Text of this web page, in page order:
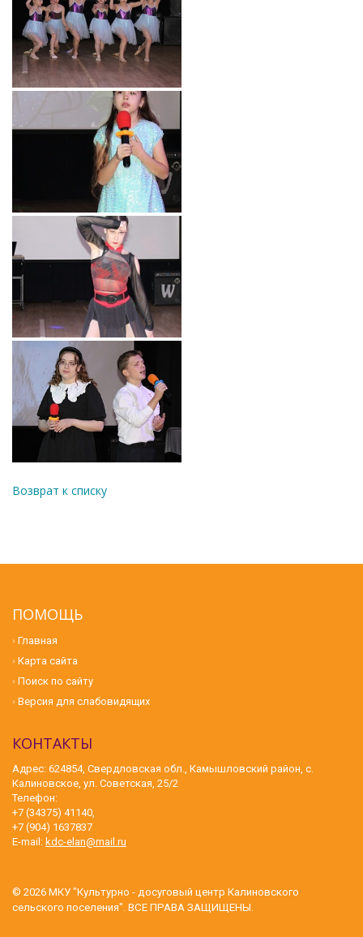
Возврат к списку
ПОМОЩЬ
Главная
Карта сайта
Поиск по сайту
Версия для слабовидящих
КОНТАКТЫ
Адрес: 624854, Свердловская обл., Камышловский район, с.
Калиновское, ул. Советская, 25/2
Телефон:
+7 (34375) 41140,
+7 (904) 1637837
E-mail: kdc-elan@mail.ru
© 2026 МКУ "Культурно - досуговый центр Калиновского
сельского поселения". ВСЕ ПРАВА ЗАЩИЩЕНЫ.